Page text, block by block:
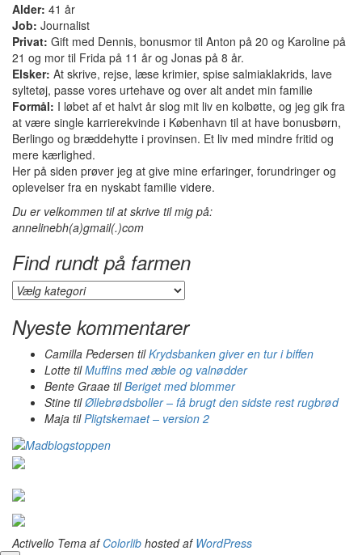
Alder: 41 år
Job: Journalist
Privat: Gift med Dennis, bonusmor til Anton på 20 og Karoline på
21 og mor til Frida på 11 år og Jonas på 8 år.
Elsker: At skrive, rejse, læse krimier, spise salmiaklakrids, lave
syltetøj, passe vores urtehave og over alt andet min familie
Formål: I løbet af et halvt år slog mit liv en kolbøtte, og jeg gik fra
at være single karrierekvinde i København til at have bonusbørn,
Berlingo og bræddehytte i provinsen. Et liv med mindre fritid og
mere kærlighed.
Her på siden prøver jeg at give mine erfaringer, forundringer og
oplevelser fra en nyskabt familie videre.
Du er velkommen til at skrive til mig på:
annelinebh(a)gmail(.)com
Find rundt på farmen
Find
rundt
på
farmen
Nyeste kommentarer
Camilla Pedersen tilKrydsbanken giver en tur i biffen
Lotte tilMuffins med æble og valnødder
Bente Graae tilBeriget med blommer
Stine tilØllebrødsboller – få brugt den sidste rest rugbrød
Maja tilPligtskemaet – version 2
Activello Tema af Colorlib hosted af WordPress